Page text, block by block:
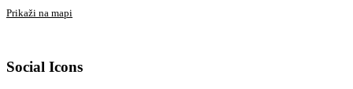
Prikaži na mapi
Social Icons